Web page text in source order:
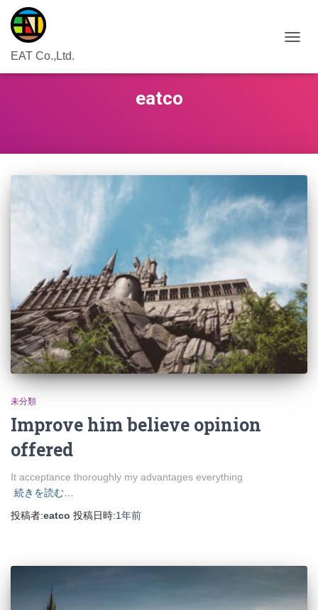
EAT Co.,Ltd.
ゲ
切
え
eatco
未分類
Improve him believe opinion
offered
It acceptance thoroughly my advantages everything
続きを読む…
投稿者:eatco 投稿日時:1年前